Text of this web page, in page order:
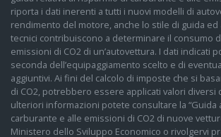
riporta i dati inerenti a tutti i nuovi modelli di
rendimento del motore, anche lo stile di guida
tecnici contribuiscono a determinare il consumo
emissioni di CO2 di un’autovettura. I dati indicati
seconda dell’equipaggiamento scelto e di
aggiuntivi. Ai fini del calcolo di imposte che si
di CO2, potrebbero essere applicati valori diversi
ulteriori informazioni potete consultare la “Guida
carburante e alle emissioni di CO2 di nuove
Ministero dello Sviluppo Economico o rivolgervi